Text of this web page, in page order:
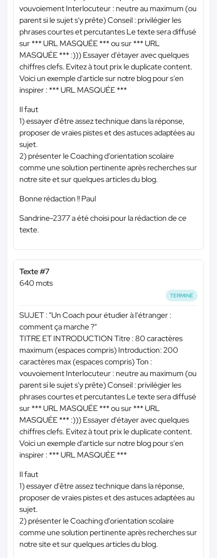
vouvoiement Interlocuteur : neutre au maximum (ou
parent si le sujet s'y prête) Conseil : privilégier les
phrases courtes et percutantes Le texte sera diffusé
sur*** URL MASQUÉE ***ou sur*** URL
MASQUÉE *** :))) Essayer d'étayer avec quelques
chiffres clefs. Evitez à tout prix le duplicate content.
Voici un exemple d'article sur notre blog pour s'en
inspirer : *** URL MASQUÉE ***
Il faut
1) essayer d'être assez technique dans la réponse,
proposer de vraies pistes et des astuces adaptées au
sujet.
2) présenter le Coaching d'orientation scolaire
comme une solution pertinente après recherches sur
notre site et sur quelques articles du blog.
Bonne rédaction !! Paul
Sandrine-2377 a été choisi pour la rédaction de ce
texte.
Texte #7
640 mots
TERMINÉ
SUJET : "Un Coach pour étudier à l'étranger :
comment ça marche ?"
TITRE ET INTRODUCTION Titre : 80 caractères
maximum (espaces compris) Introduction: 200
caractères max (espaces compris) Ton :
vouvoiement Interlocuteur : neutre au maximum (ou
parent si le sujet s'y prête) Conseil : privilégier les
phrases courtes et percutantes Le texte sera diffusé
sur*** URL MASQUÉE ***ou sur*** URL
MASQUÉE *** :))) Essayer d'étayer avec quelques
chiffres clefs. Evitez à tout prix le duplicate content.
Voici un exemple d'article sur notre blog pour s'en
inspirer : *** URL MASQUÉE ***
Il faut
1) essayer d'être assez technique dans la réponse,
proposer de vraies pistes et des astuces adaptées au
sujet.
2) présenter le Coaching d'orientation scolaire
comme une solution pertinente après recherches sur
notre site et sur quelques articles du blog.